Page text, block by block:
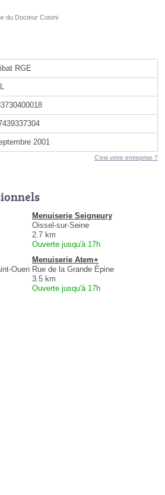
du Docteur Cotoni
RGE
2001
C'est votre entreprise ?
Menuiserie Seigneury
Oissel-sur-Seine
2.7 km
Ouverte jusqu'à 17h
Ouen
Menuiserie Atem+
Rue de la Grande Épine
3.5 km
Ouverte jusqu'à 17h